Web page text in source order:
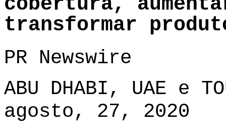
transformar
PR Newswire
ABU DHABI, UAE e
agosto, 27, 2020